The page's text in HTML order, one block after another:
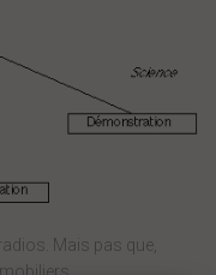
Mais pas que,